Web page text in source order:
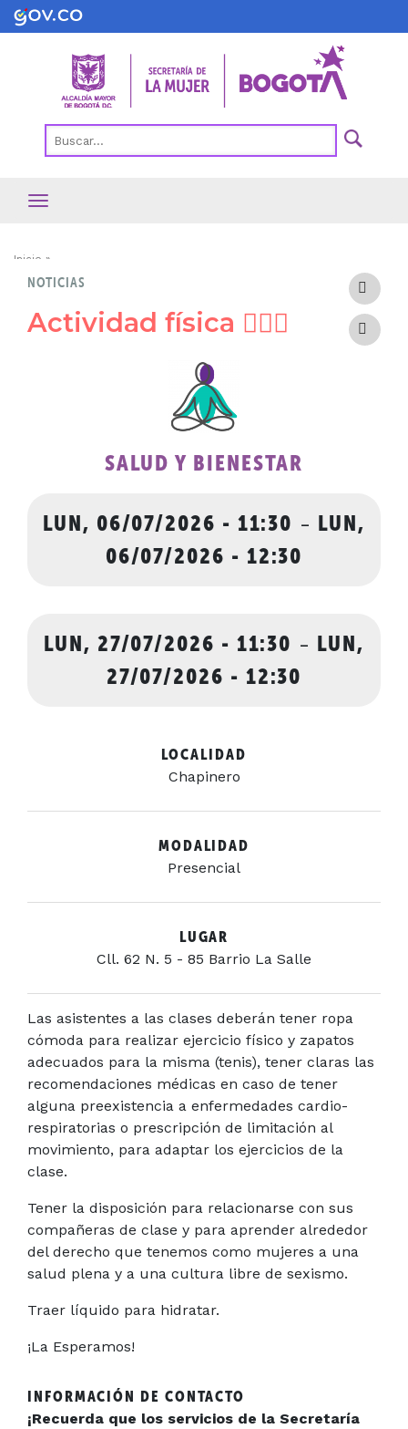
Pasar
al
Ruta
de
navegación
Inicio
NOTICIAS
Actividad física 🤸🏻‍♀️
SALUD Y BIENESTAR
LUN, 06/07/2026 - 11:30 - LUN,
06/07/2026 - 12:30
LUN, 27/07/2026 - 11:30 - LUN,
27/07/2026 - 12:30
LOCALIDAD
Chapinero
MODALIDAD
Presencial
LUGAR
Cll. 62 N. 5 - 85 Barrio La Salle
Las asistentes a las clases deberán tener ropa
cómoda para realizar ejercicio físico y zapatos
adecuados para la misma (tenis), tener claras las
recomendaciones médicas en caso de tener
alguna preexistencia a enfermedades cardio-
respiratorias o prescripción de limitación al
movimiento, para adaptar los ejercicios de la
clase.
Tener la disposición para relacionarse con sus
compañeras de clase y para aprender alrededor
del derecho que tenemos como mujeres a una
salud plena y a una cultura libre de sexismo.
Traer líquido para hidratar.
¡La Esperamos!
INFORMACIÓN DE CONTACTO
¡Recuerda que los servicios de la Secretaría